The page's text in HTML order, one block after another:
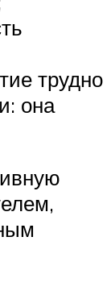
трудно
она